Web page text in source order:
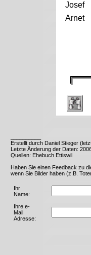
Josef
Arnet
Erstellt durch Daniel Stieger
Letzte Änderung der Daten:
Quellen: Ehebuch Ettiswil
Haben Sie einen Feedback zu
wenn Sie Bilder haben (z.B.
Ihr
Name:
Ihre e-
Mail
Adresse: